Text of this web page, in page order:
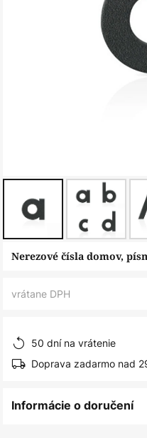
Preskočiť
Nerezové čísla domov,
vrátane DPH
50 dní na vrátenie
Doprava zadarmo nad
Informácie o doručení